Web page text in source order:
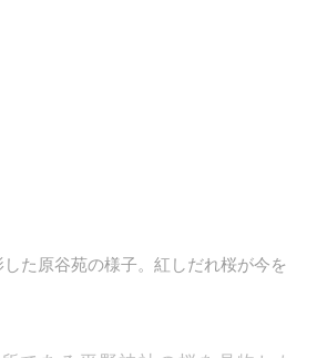
た原谷苑の様子。紅しだれ桜が今を